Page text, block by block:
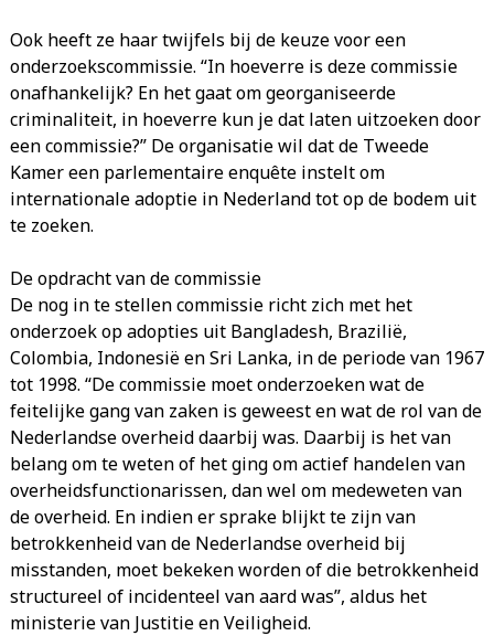
Ook heeft ze haar twijfels bij de keuze voor een
onderzoekscommissie. “In hoeverre is deze commissie
onafhankelijk? En het gaat om georganiseerde
criminaliteit, in hoeverre kun je dat laten uitzoeken door
een commissie?” De organisatie wil dat de Tweede
Kamer een parlementaire enquête instelt om
internationale adoptie in Nederland tot op de bodem uit
te zoeken.
De opdracht van de commissie
De nog in te stellen commissie richt zich met het
onderzoek op adopties uit Bangladesh, Brazilië,
Colombia, Indonesië en Sri Lanka, in de periode van 1967
tot 1998. “De commissie moet onderzoeken wat de
feitelijke gang van zaken is geweest en wat de rol van de
Nederlandse overheid daarbij was. Daarbij is het van
belang om te weten of het ging om actief handelen van
overheidsfunctionarissen, dan wel om medeweten van
de overheid. En indien er sprake blijkt te zijn van
betrokkenheid van de Nederlandse overheid bij
misstanden, moet bekeken worden of die betrokkenheid
structureel of incidenteel van aard was”, aldus het
ministerie van Justitie en Veiligheid.